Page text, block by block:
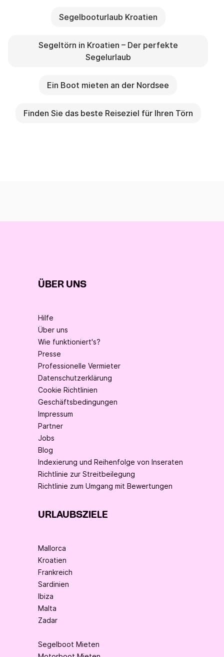
Segelbooturlaub Kroatien
Segeltörn in Kroatien – Der perfekte
Segelurlaub
Ein Boot mieten an der Nordsee
Finden Sie das beste Reiseziel für Ihren Törn
ÜBER UNS
Hilfe
Über uns
Wie funktioniert's?
Presse
Professionelle Vermieter
Datenschutzerklärung
Cookie Richtlinien
Geschäftsbedingungen
Impressum
Partner
Jobs
Blog
Indexierung und Reihenfolge von Inseraten
Richtlinie zur Streitbeilegung
Richtlinie zum Umgang mit Bewertungen
URLAUBSZIELE
Mallorca
Kroatien
Frankreich
Sardinien
Ibiza
Malta
Zadar
Segelboot Mieten